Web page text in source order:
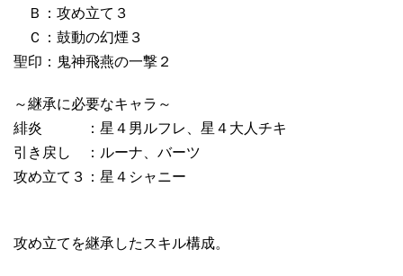
Ｂ：攻め立て３
Ｃ：鼓動の幻煙３
聖印：鬼神飛燕の一撃２
～継承に必要なキャラ～
緋炎 ：星４男ルフレ、星４大人チキ
引き戻し ：ルーナ、バーツ
攻め立て３：星４シャニー
攻め立てを継承したスキル構成。